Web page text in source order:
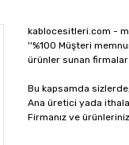
kablocesitleri.com -
''%100 Müşteri
ürünler sunan firmalar
Bu kapsamda sizlerde;
Ana üretici yada
Firmanız ve